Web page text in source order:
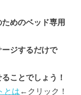
めのベッド専用
ジするだけで
ことでしょう！
とは ←クリック！